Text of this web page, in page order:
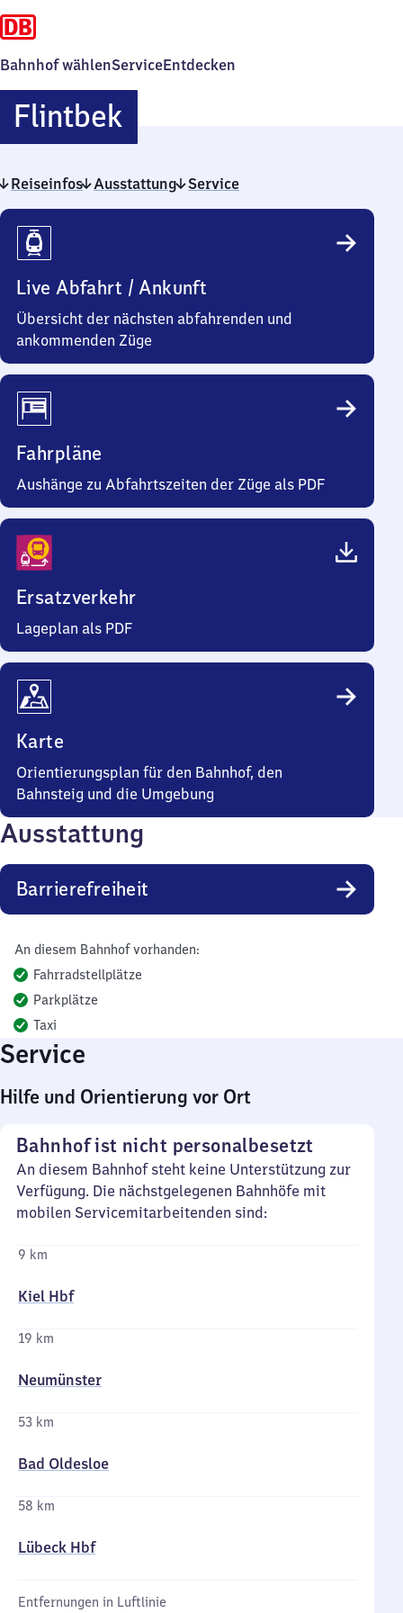
Bahnhof wählenServiceEntdecken
FlintbekFlintbek
Reiseinfos Ausstattung Service
Reiseinfos
Live Abfahrt / Ankunft
Übersicht der nächsten abfahrenden und
ankommenden Züge
Fahrpläne
Aushänge zu Abfahrtszeiten der Züge als PDF
Ersatzverkehr
Lageplan als PDF
Karte
Orientierungsplan für den Bahnhof, den
Bahnsteig und die Umgebung
Ausstattung
Barrierefreiheit
An diesem Bahnhof vorhanden:
Fahrradstellplätze
Parkplätze
Taxi
Service
Hilfe und Orientierung vor Ort
Bahnhof ist nicht personalbesetzt
An diesem Bahnhof steht keine Unterstützung zur
Verfügung. Die nächstgelegenen Bahnhöfe mit
mobilen Servicemitarbeitenden sind:
9 km
Kiel Hbf
19 km
Neumünster
53 km
Bad Oldesloe
58 km
Lübeck Hbf
Entfernungen in Luftlinie